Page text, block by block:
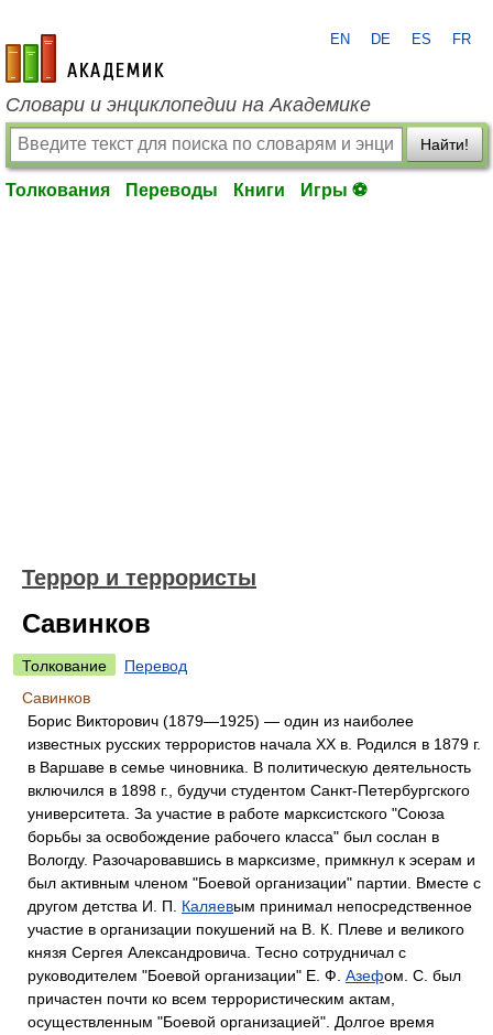
academic.ru
EN DE ES FR
Словари и энциклопедии на Академике
Найти!
Толкования Переводы Книги Игры ⚽
Террор и террористы
Савинков
Толкование
Перевод
Савинков
Борис Викторович (1879—1925) — один из наиболее
известных русских террористов начала XX в. Родился в 1879 г.
в Варшаве в семье чиновника. В политическую деятельность
включился в 1898 г., будучи студентом Санкт-Петербургского
университета. За участие в работе марксистского "Союза
борьбы за освобождение рабочего класса" был сослан в
Вологду. Разочаровавшись в марксизме, примкнул к эсерам и
был активным членом "Боевой организации" партии. Вместе с
другом детства И. П. Каляевым принимал непосредственное
участие в организации покушений на В. К. Плеве и великого
князя Сергея Александровича. Тесно сотрудничал с
руководителем "Боевой организации" Е. Ф. Азефом. С. был
причастен почти ко всем террористическим актам,
осуществленным "Боевой организацией". Долгое время